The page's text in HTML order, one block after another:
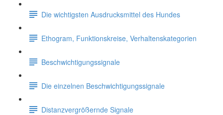
Die wichtigsten Ausdrucksmittel des Hundes
Ethogram, Funktionskreise, Verhaltenskategorien
Beschwichtigungssignale
Die einzelnen Beschwichtigungssignale
Distanzvergrößernde Signale